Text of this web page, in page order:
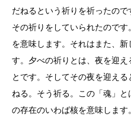
だねるという祈りを祈ったの
その祈りをしていられたので
を意味します。それはまた、
す。夕べの祈りとは、夜を迎
とです。そしてその夜を迎え
ねる。そう祈る。この「魂」
の存在のいわば核を意味しま